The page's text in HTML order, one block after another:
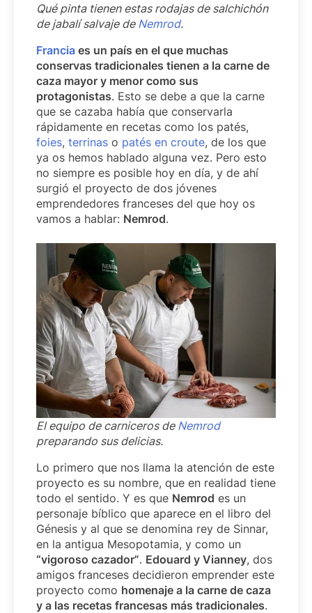
Qué pinta tienen estas rodajas de salchichón
de jabalí salvaje de Nemrod.
Francia es un país en el que muchas
conservas tradicionales tienen a la carne de
caza mayor y menor como sus
protagonistas. Esto se debe a que la carne
que se cazaba había que conservarla
rápidamente en recetas como los patés,
foies, terrinas o patés en croute, de los que
ya os hemos hablado alguna vez. Pero esto
no siempre es posible hoy en día, y de ahí
surgió el proyecto de dos jóvenes
emprendedores franceses del que hoy os
vamos a hablar: Nemrod.
El equipo de carniceros de Nemrod
preparando sus delicias.
Lo primero que nos llama la atención de este
proyecto es su nombre, que en realidad tiene
todo el sentido. Y es que Nemrod es un
personaje bíblico que aparece en el libro del
Génesis y al que se denomina rey de Sinnar,
en la antigua Mesopotamia, y como un
“vigoroso cazador”. Edouard y Vianney, dos
amigos franceses decidieron emprender este
proyecto como homenaje a la carne de caza
y a las recetas francesas más tradicionales.